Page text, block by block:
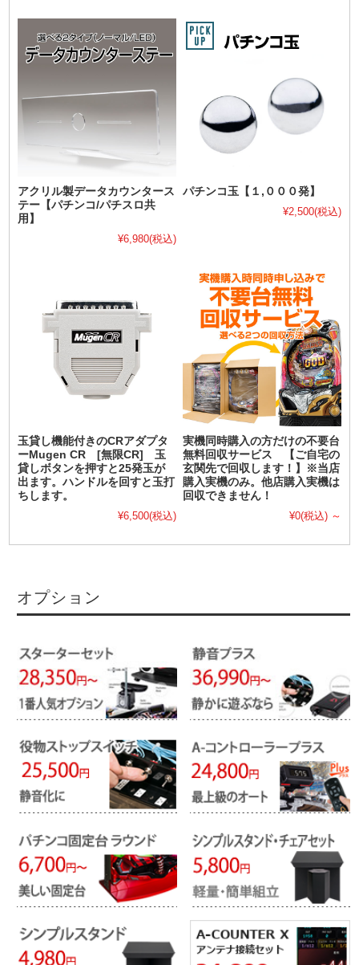
アクリル製データカウンタース
テー【パチンコ/パチスロ共
用】
¥6,980(税込)
パチンコ玉【１,０００発】
¥2,500(税込)
玉貸し機能付きのCRアダプタ
ーMugen CR [無限CR] 玉
貸しボタンを押すと25発玉が
出ます。ハンドルを回すと玉打
ちします。
¥6,500(税込)
実機同時購入の方だけの不要台
無料回収サービス 【ご自宅の
玄関先で回収します！】※当店
購入実機のみ。他店購入実機は
回収できません！
¥0(税込) ～
オプション